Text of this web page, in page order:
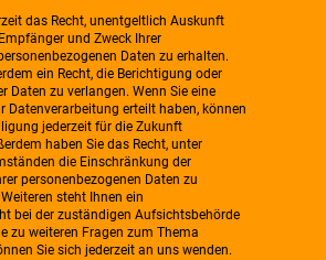
das Recht, unentgeltlich Auskunft
und Zweck Ihrer
Daten zu erhalten.
ein Recht, die Berichtigung oder
Daten zu verlangen. Wenn Sie eine
Datenverarbeitung erteilt haben, können
jederzeit für die Zukunft
haben Sie das Recht, unter
die Einschränkung der
personenbezogenen Daten zu
steht Ihnen ein
bei der zuständigen Aufsichtsbehörde
zu weiteren Fragen zum Thema
Sie sich jederzeit an uns wenden.